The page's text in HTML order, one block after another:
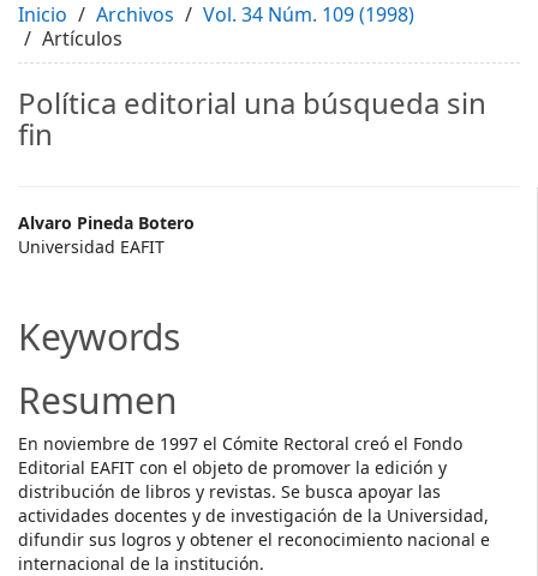
Inicio Archivos
Vol. 34 Núm. 109 (1998)
Artículos
Política editorial una búsqueda sin
fin
Main
Article
Alvaro Pineda Botero
Universidad EAFIT
Keywords
Resumen
En noviembre de 1997 el Cómite Rectoral creó el Fondo
Editorial EAFIT con el objeto de promover la edición y
distribución de libros y revistas. Se busca apoyar las
actividades docentes y de investigación de la Universidad,
difundir sus logros y obtener el reconocimiento nacional e
internacional de la institución.